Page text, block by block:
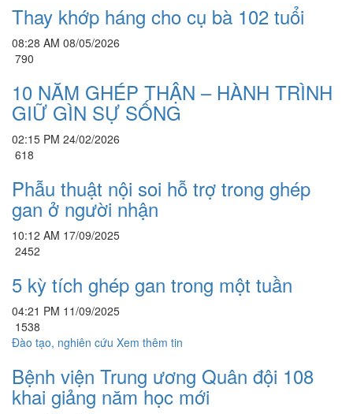
Thay khớp háng cho cụ bà 102 tuổi
08:28 AM 08/05/2026
790
10 NĂM GHÉP THẬN – HÀNH TRÌNH
GIỮ GÌN SỰ SỐNG
02:15 PM 24/02/2026
618
Phẫu thuật nội soi hỗ trợ trong ghép
gan ở người nhận
10:12 AM 17/09/2025
2452
5 kỳ tích ghép gan trong một tuần
04:21 PM 11/09/2025
1538
Đào tạo, nghiên cứu Xem thêm tin
Bệnh viện Trung ương Quân đội 108
khai giảng năm học mới